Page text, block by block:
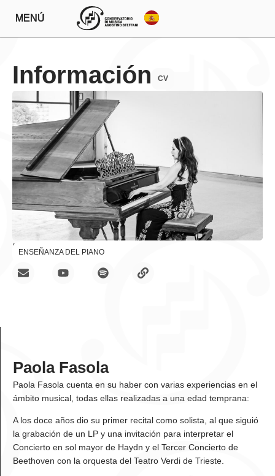
MENÚ
Información CV
Enseñanzas
ENSEÑANZA DEL PIANO
Paola Fasola
Paola Fasola cuenta en su haber con varias experiencias en el
ámbito musical, todas ellas realizadas a una edad temprana:
A los doce años dio su primer recital como solista, al que siguió
la grabación de un LP y una invitación para interpretar el
Concierto en sol mayor de Haydn y el Tercer Concierto de
Beethoven con la orquesta del Teatro Verdi de Trieste.